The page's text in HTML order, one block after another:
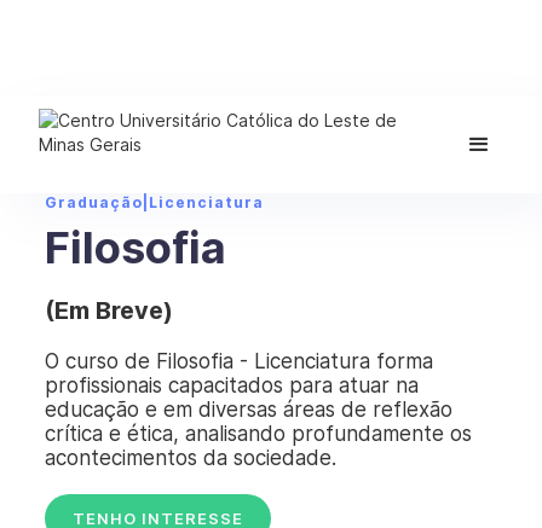
Graduação Licenciatura
Filosofia
(Em Breve)
O curso de Filosofia - Licenciatura forma
profissionais capacitados para atuar na
educação e em diversas áreas de reflexão
crítica e ética, analisando profundamente os
acontecimentos da sociedade.
TENHO INTERESSE